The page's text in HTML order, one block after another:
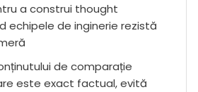
a construi thought
echipele de inginerie rezistă
de comparație
este exact factual, evită